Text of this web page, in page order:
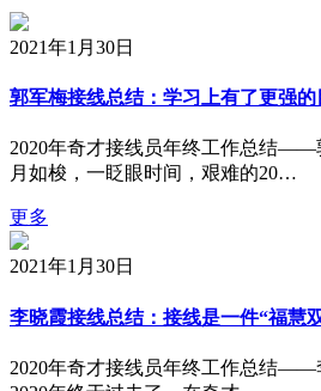
2021年1月30日
郭军梅接线总结：学习上有了更强的
2020年奇才接线员年终工作总结
月如梭，一眨眼时间，艰难的20…
更多
2021年1月30日
李晓霞接线总结：接线是一件“福慧
2020年奇才接线员年终工作总